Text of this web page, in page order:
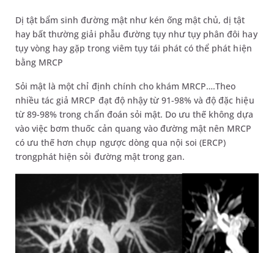
Dị tật bẩm sinh đường mật như kén ống mật chủ, dị tật
hay bất thường giải phẫu đường tụy như tụy phân đôi hay
tụy vòng hay gặp trong viêm tụy tái phát có thể phát hiện
bằng MRCP
Sỏi mật là một chỉ định chính cho khám MRCP….Theo
nhiều tác giả MRCP đạt độ nhậy từ 91-98% và độ đặc hiệu
từ 89-98% trong chẩn đoán sỏi mật. Do ưu thế không dựa
vào việc bơm thuốc cản quang vào đường mật nên MRCP
có ưu thế hơn chụp ngược dòng qua nội soi (ERCP)
trongphát hiện sỏi đường mật trong gan.